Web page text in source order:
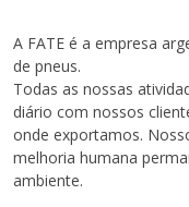
A FATE é a empresa
de pneus.
Todas as nossas
diário com nossos
onde exportamos.
melhoria humana
ambiente.